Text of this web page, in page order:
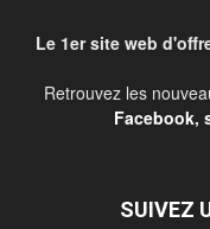
Le 1er site web
Retrouvez les
Facebook,
SUIVEZ